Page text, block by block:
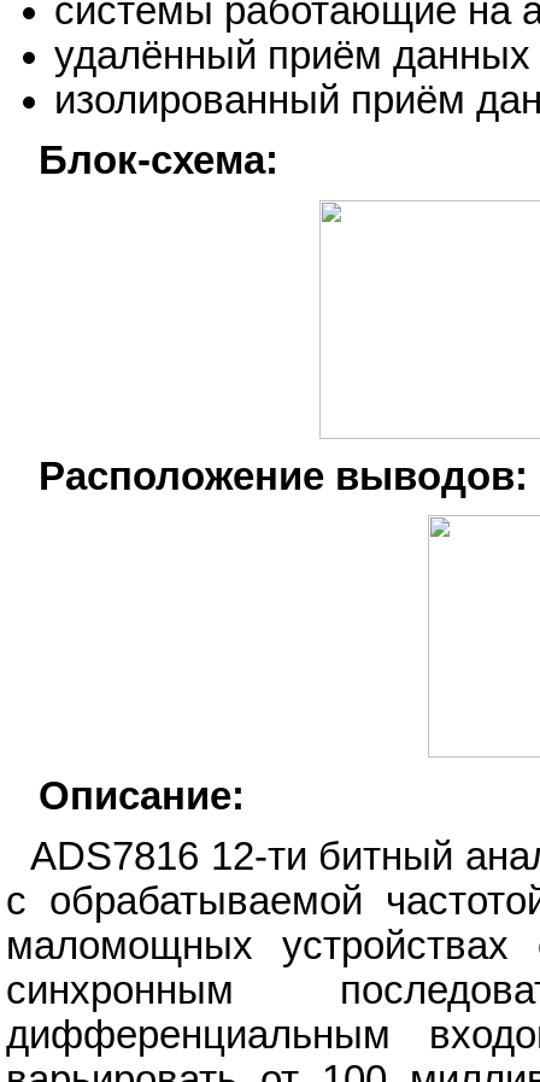
системы работающие на
удалённый приём данных
изолированный приём
Блок-схема:
Расположение выводов:
Описание:
ADS7816 12-ти битный
с обрабатываемой
маломощных устройствах
синхронным
дифференциальным